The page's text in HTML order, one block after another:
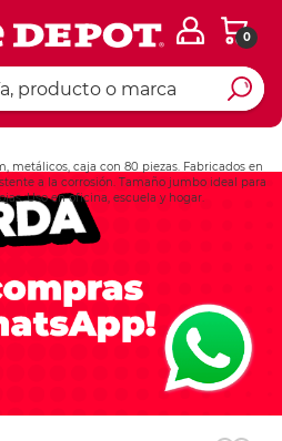
0
metálicos, caja con 80 piezas. Fabricados en
a la corrosión. Tamaño jumbo ideal para
Uso en oficina, escuela y hogar.
Ingresar Codigo